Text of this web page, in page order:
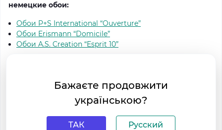
немецкие обои:
Обои P+S International “Ouverture”
Обои Erismann “Domicile”
Обои A.S. Creation “Esprit 10”
Натуральные материалы
Уже не первый год в тренде натуральность.
Ощущается она везде — от нюдовых оттенков на
подиумах, до природных материалов в интерьере. В
этом году естественность продолжает набирать
Бажаєте продовжити
українською?
ТАК Русский